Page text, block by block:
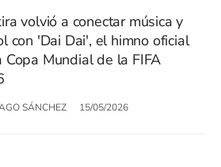
volvió a conectar música y
con 'Dai Dai', el himno oficial
Copa Mundial de la FIFA
SÁNCHEZ 15/05/2026